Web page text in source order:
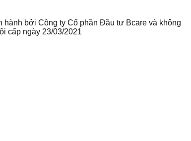
bởi Công ty Cổ phần Đầu tư Bcare và không
cấp ngày 23/03/2021